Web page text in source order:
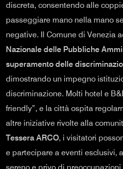
discreta, consentendo alle
passeggiare mano nella mano
negative. Il Comune di Venezia
Nazionale delle Pubbliche
superamento delle
dimostrando un impegno
discriminazione. Molti hotel e
friendly”, e la città ospita
altre iniziative rivolte alla
Tessera ARCO, i visitatori
e partecipare a eventi esclusivi,